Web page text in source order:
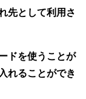
先として利用さ
ドを使うことが
れることができ